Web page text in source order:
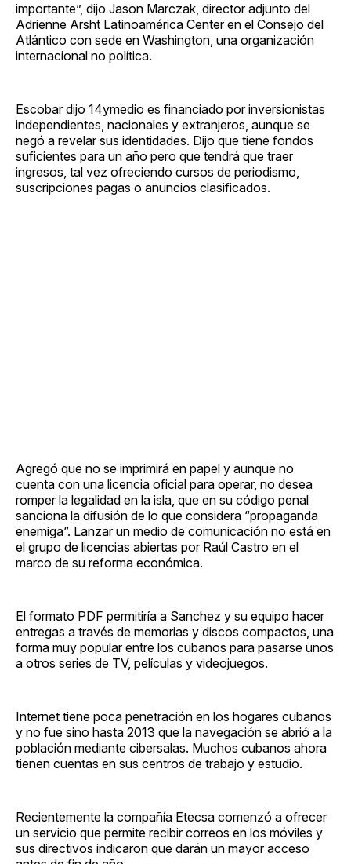
importante”, dijo Jason Marczak, director adjunto del
Adrienne Arsht Latinoamérica Center en el Consejo del
Atlántico con sede en Washington, una organización
internacional no política.
Escobar dijo 14ymedio es financiado por inversionistas
independientes, nacionales y extranjeros, aunque se
negó a revelar sus identidades. Dijo que tiene fondos
suficientes para un año pero que tendrá que traer
ingresos, tal vez ofreciendo cursos de periodismo,
suscripciones pagas o anuncios clasificados.
Agregó que no se imprimirá en papel y aunque no
cuenta con una licencia oficial para operar, no desea
romper la legalidad en la isla, que en su código penal
sanciona la difusión de lo que considera “propaganda
enemiga”. Lanzar un medio de comunicación no está en
el grupo de licencias abiertas por Raúl Castro en el
marco de su reforma económica.
El formato PDF permitiría a Sanchez y su equipo hacer
entregas a través de memorias y discos compactos, una
forma muy popular entre los cubanos para pasarse unos
a otros series de TV, películas y videojuegos.
Internet tiene poca penetración en los hogares cubanos
y no fue sino hasta 2013 que la navegación se abrió a la
población mediante cibersalas. Muchos cubanos ahora
tienen cuentas en sus centros de trabajo y estudio.
Recientemente la compañía Etecsa comenzó a ofrecer
un servicio que permite recibir correos en los móviles y
sus directivos indicaron que darán un mayor acceso